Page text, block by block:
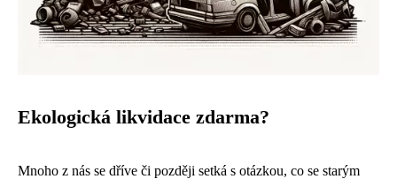
Ekologická likvidace zdarma?
Mnoho z nás se dříve či později setká s otázkou, co se starým